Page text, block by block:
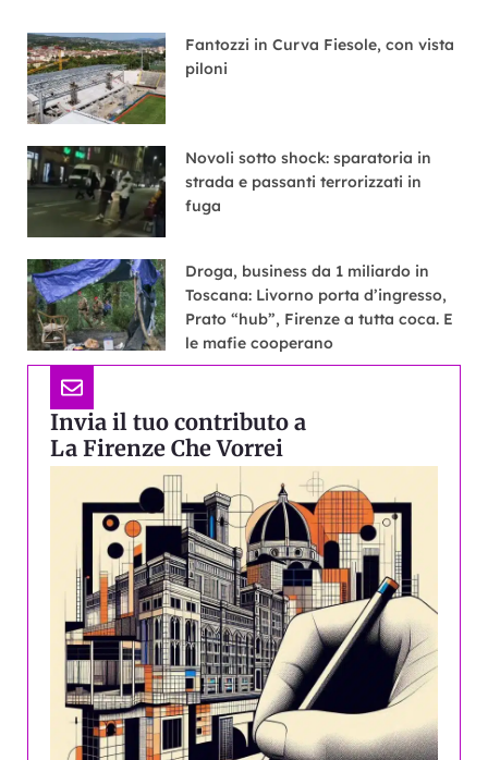
Fantozzi in Curva Fiesole, con vista
piloni
Novoli sotto shock: sparatoria in
strada e passanti terrorizzati in
fuga
Droga, business da 1 miliardo in
Toscana: Livorno porta d’ingresso,
Prato “hub”, Firenze a tutta coca. E
le mafie cooperano
Invia il tuo contributo a
La Firenze Che Vorrei